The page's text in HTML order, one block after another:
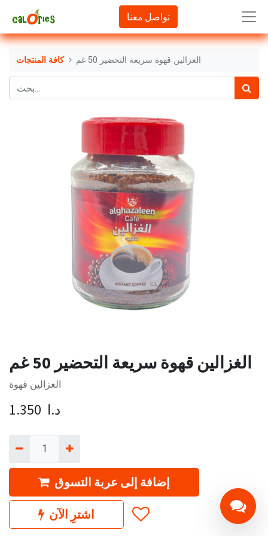
تواصل معنا
كافة المنتجات الغزالين قهوة سريعة التحضير 50 غم
الغزالين قهوة سريعة التحضير 50 غم
الغزالين قهوة
1.350 د.ا
إضافة إلى عربة التسوق
اشترِ الآن